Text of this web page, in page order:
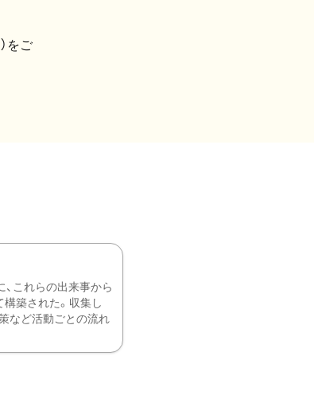
をご
これらの出来事から
築された。収集し
など活動ごとの流れ